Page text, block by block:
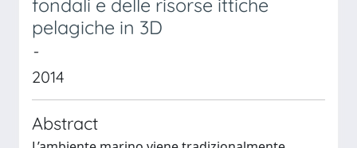
fondali e delle risorse ittiche
pelagiche in 3D
-
2014
Abstract